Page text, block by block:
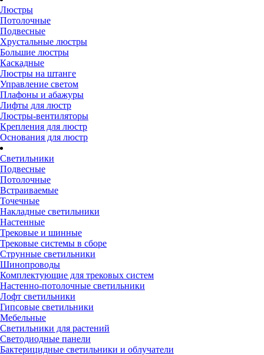
Люстры
Потолочные
Подвесные
Хрустальные люстры
Большие люстры
Каскадные
Люстры на штанге
Управление светом
Плафоны и абажуры
Лифты для люстр
Люстры-вентиляторы
Крепления для люстр
Основания для люстр
Светильники
Подвесные
Потолочные
Встраиваемые
Точечные
Накладные светильники
Настенные
Трековые и шинные
Трековые системы в сборе
Струнные светильники
Шинопроводы
Комплектующие для трековых систем
Настенно-потолочные светильники
Лофт светильники
Гипсовые светильники
Мебельные
Светильники для растений
Светодиодные панели
Бактерицидные светильники и облучатели